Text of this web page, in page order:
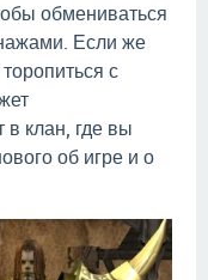
обмениваться
Если же
с
в клан, где вы
об игре и о